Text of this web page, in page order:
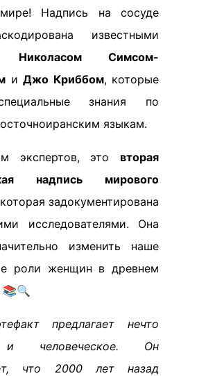
Надпись на сосуде
известными
Николасом Симсом-
и Джо Криббом, которые
знания по
языкам.
экспертов, это вторая
надпись мирового
задокументирована
исследователями. Она
изменить наше
роли женщин в древнем
📚🔍
предлагает нечто
человеческое. Он
что 2000 лет назад